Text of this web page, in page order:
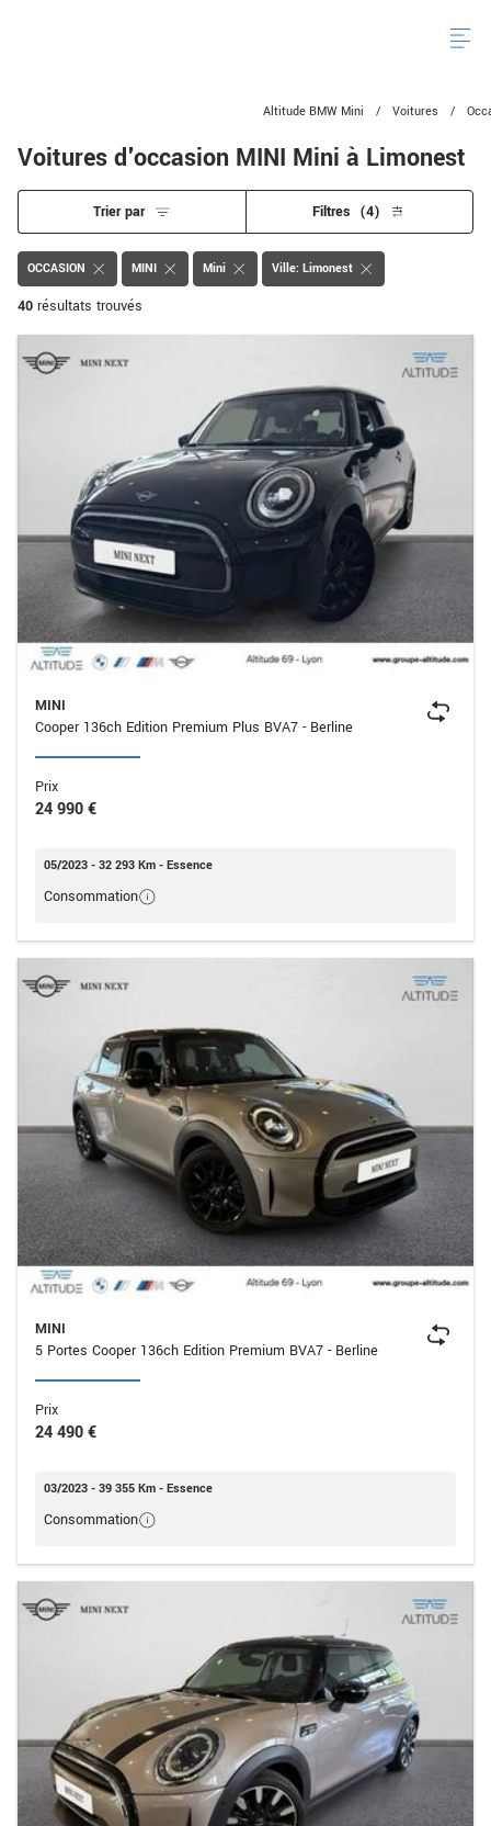
Altitude BMW Mini / Voitures /
Voitures d'occasion MINI Mini à Limonest
Trier par Filtres (4)
OCCASION MINI Mini Ville: Limonest
40 résultats trouvés
MINI
Cooper 136ch Edition Premium Plus BVA7 - Berline
Prix
24 990 €
05/2023 - 32 293 Km - Essence
Consommation
MINI
5 Portes Cooper 136ch Edition Premium BVA7 - Berline
Prix
24 490 €
03/2023 - 39 355 Km - Essence
Consommation